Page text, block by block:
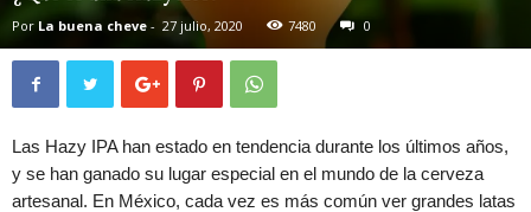
Por La buena cheve - 27 julio, 2020 7480 0
Las Hazy IPA han estado en tendencia durante los últimos años,
y se han ganado su lugar especial en el mundo de la cerveza
artesanal. En México, cada vez es más común ver grandes latas